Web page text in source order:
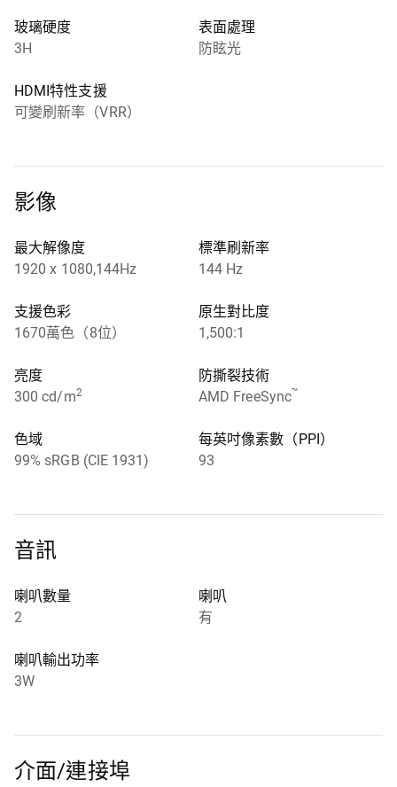
玻璃硬度
3H
表面處理
防眩光
HDMI特性支援
可變刷新率（VRR）
影像
最大解像度
1920 x 1080,144Hz
標準刷新率
144 Hz
支援色彩
1670萬色（8位）
原生對比度
1,500:1
亮度
300 cd/m2
防撕裂技術
AMD FreeSync™
色域
99% sRGB (CIE 1931)
每英吋像素數（PPI）
93
音訊
喇叭數量
2
喇叭
有
喇叭輸出功率
3W
介面/連接埠